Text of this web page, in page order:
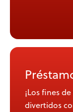
¡Los fines
divertidos